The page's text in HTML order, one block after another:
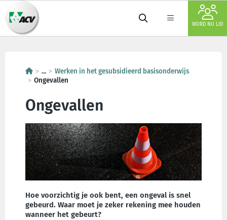
WORD NU LID
...
Werken in het gesubsidieerd basisonderwijs
Ongevallen
Ongevallen
Hoe voorzichtig je ook bent, een ongeval is snel
gebeurd. Waar moet je zeker rekening mee houden
wanneer het gebeurt?